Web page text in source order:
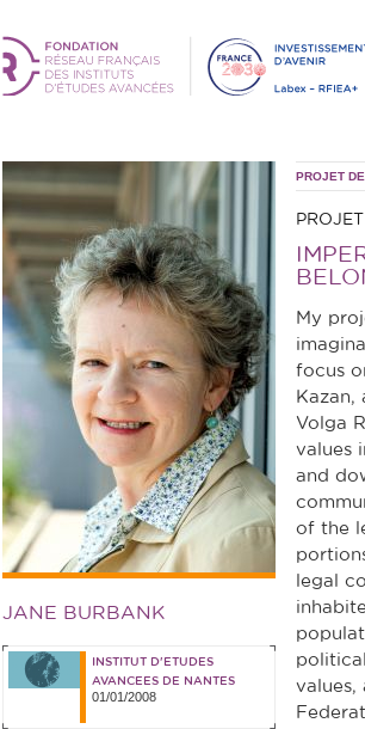
JANE BURBANK
INSTITUT D'ETUDES
AVANCEES DE NANTES
01/01/2008
PROJET
My
focus
Volga
values
and
of the
legal
values,